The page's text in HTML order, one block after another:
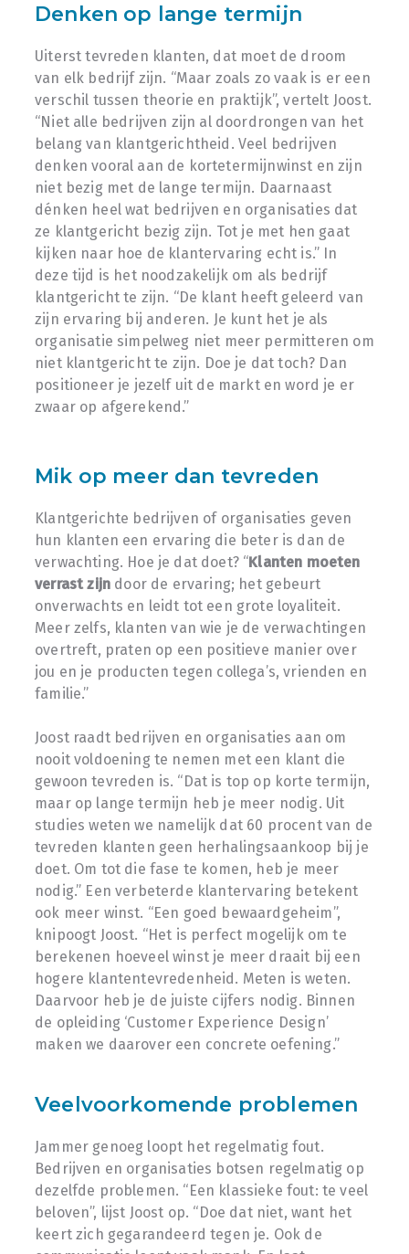
Denken op lange termijn
Uiterst tevreden klanten, dat moet de droom
van elk bedrijf zijn. “Maar zoals zo vaak is er een
verschil tussen theorie en praktijk”, vertelt Joost.
“Niet alle bedrijven zijn al doordrongen van het
belang van klantgerichtheid. Veel bedrijven
denken vooral aan de kortetermijnwinst en zijn
niet bezig met de lange termijn. Daarnaast
dénken heel wat bedrijven en organisaties dat
ze klantgericht bezig zijn. Tot je met hen gaat
kijken naar hoe de klantervaring echt is.” In
deze tijd is het noodzakelijk om als bedrijf
klantgericht te zijn. “De klant heeft geleerd van
zijn ervaring bij anderen. Je kunt het je als
organisatie simpelweg niet meer permitteren om
niet klantgericht te zijn. Doe je dat toch? Dan
positioneer je jezelf uit de markt en word je er
zwaar op afgerekend.”
Mik op meer dan tevreden
Klantgerichte bedrijven of organisaties geven
hun klanten een ervaring die beter is dan de
verwachting. Hoe je dat doet? “Klanten moeten
verrast zijn door de ervaring; het gebeurt
onverwachts en leidt tot een grote loyaliteit.
Meer zelfs, klanten van wie je de verwachtingen
overtreft, praten op een positieve manier over
jou en je producten tegen collega’s, vrienden en
familie.”
Joost raadt bedrijven en organisaties aan om
nooit voldoening te nemen met een klant die
gewoon tevreden is. “Dat is top op korte termijn,
maar op lange termijn heb je meer nodig. Uit
studies weten we namelijk dat 60 procent van de
tevreden klanten geen herhalingsaankoop bij je
doet. Om tot die fase te komen, heb je meer
nodig.” Een verbeterde klantervaring betekent
ook meer winst. “Een goed bewaardgeheim”,
knipoogt Joost. “Het is perfect mogelijk om te
berekenen hoeveel winst je meer draait bij een
hogere klantentevredenheid. Meten is weten.
Daarvoor heb je de juiste cijfers nodig. Binnen
de opleiding ‘Customer Experience Design’
maken we daarover een concrete oefening.”
Veelvoorkomende problemen
Jammer genoeg loopt het regelmatig fout.
Bedrijven en organisaties botsen regelmatig op
dezelfde problemen. “Een klassieke fout: te veel
beloven”, lijst Joost op. “Doe dat niet, want het
keert zich gegarandeerd tegen je. Ook de